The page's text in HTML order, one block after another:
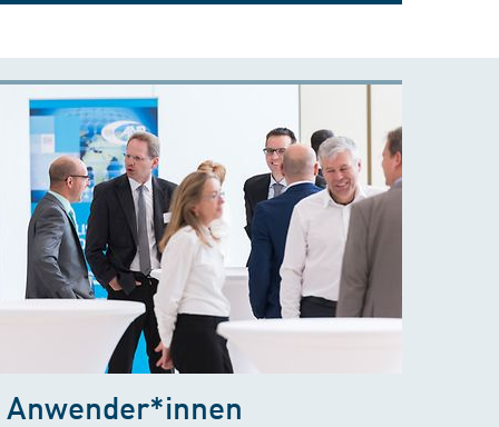
Anwender*innen